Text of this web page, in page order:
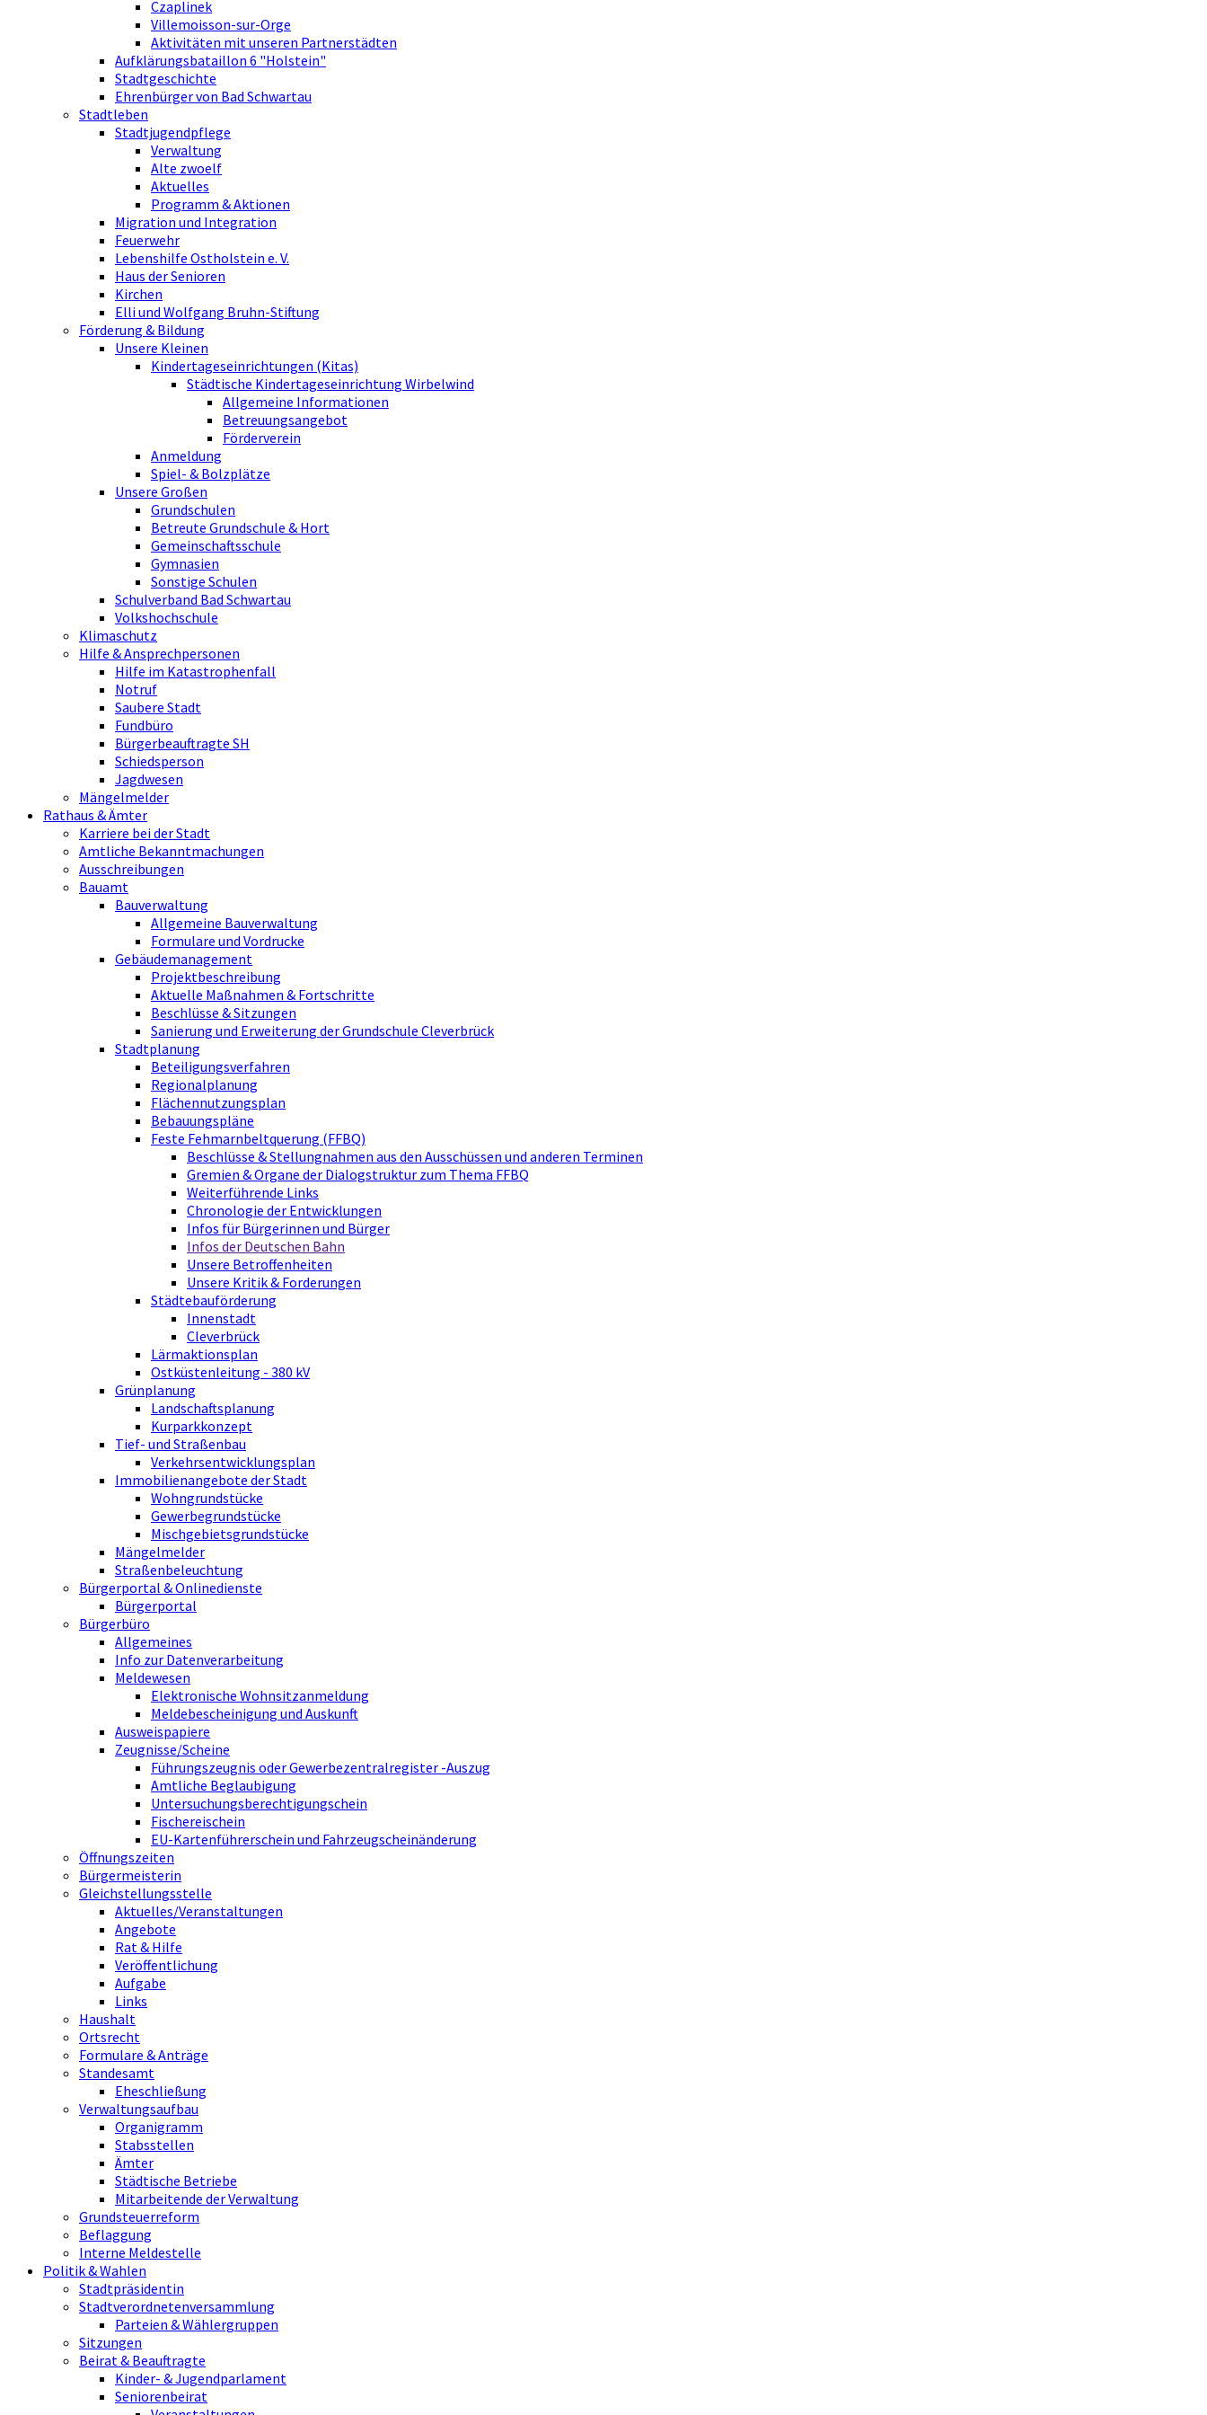
Czaplinek
Villemoisson-sur-Orge
Aktivitäten mit unseren Partnerstädten
Aufklärungsbataillon 6 "Holstein"
Stadtgeschichte
Ehrenbürger von Bad Schwartau
Stadtleben
Stadtjugendpflege
Verwaltung
Alte zwoelf
Aktuelles
Programm & Aktionen
Migration und Integration
Feuerwehr
Lebenshilfe Ostholstein e. V.
Haus der Senioren
Kirchen
Elli und Wolfgang Bruhn-Stiftung
Förderung & Bildung
Unsere Kleinen
Kindertageseinrichtungen (Kitas)
Städtische Kindertageseinrichtung Wirbelwind
Allgemeine Informationen
Betreuungsangebot
Förderverein
Anmeldung
Spiel- & Bolzplätze
Unsere Großen
Grundschulen
Betreute Grundschule & Hort
Gemeinschaftsschule
Gymnasien
Sonstige Schulen
Schulverband Bad Schwartau
Volkshochschule
Klimaschutz
Hilfe & Ansprechpersonen
Hilfe im Katastrophenfall
Notruf
Saubere Stadt
Fundbüro
Bürgerbeauftragte SH
Schiedsperson
Jagdwesen
Mängelmelder
Rathaus & Ämter
Karriere bei der Stadt
Amtliche Bekanntmachungen
Ausschreibungen
Bauamt
Bauverwaltung
Allgemeine Bauverwaltung
Formulare und Vordrucke
Gebäudemanagement
Projektbeschreibung
Aktuelle Maßnahmen & Fortschritte
Beschlüsse & Sitzungen
Sanierung und Erweiterung der Grundschule Cleverbrück
Stadtplanung
Beteiligungsverfahren
Regionalplanung
Flächennutzungsplan
Bebauungspläne
Feste Fehmarnbeltquerung (FFBQ)
Beschlüsse & Stellungnahmen aus den Ausschüssen und anderen Terminen
Gremien & Organe der Dialogstruktur zum Thema FFBQ
Weiterführende Links
Chronologie der Entwicklungen
Infos für Bürgerinnen und Bürger
Infos der Deutschen Bahn
Unsere Betroffenheiten
Unsere Kritik & Forderungen
Städtebauförderung
Innenstadt
Cleverbrück
Lärmaktionsplan
Ostküstenleitung - 380 kV
Grünplanung
Landschaftsplanung
Kurparkkonzept
Tief- und Straßenbau
Verkehrsentwicklungsplan
Immobilienangebote der Stadt
Wohngrundstücke
Gewerbegrundstücke
Mischgebietsgrundstücke
Mängelmelder
Straßenbeleuchtung
Bürgerportal & Onlinedienste
Bürgerportal
Bürgerbüro
Allgemeines
Info zur Datenverarbeitung
Meldewesen
Elektronische Wohnsitzanmeldung
Meldebescheinigung und Auskunft
Ausweispapiere
Zeugnisse/Scheine
Führungszeugnis oder Gewerbezentralregister -Auszug
Amtliche Beglaubigung
Untersuchungsberechtigungschein
Fischereischein
EU-Kartenführerschein und Fahrzeugscheinänderung
Öffnungszeiten
Bürgermeisterin
Gleichstellungsstelle
Aktuelles/Veranstaltungen
Angebote
Rat & Hilfe
Veröffentlichung
Aufgabe
Links
Haushalt
Ortsrecht
Formulare & Anträge
Standesamt
Eheschließung
Verwaltungsaufbau
Organigramm
Stabsstellen
Ämter
Städtische Betriebe
Mitarbeitende der Verwaltung
Grundsteuerreform
Beflaggung
Interne Meldestelle
Politik & Wahlen
Stadtpräsidentin
Stadtverordnetenversammlung
Parteien & Wählergruppen
Sitzungen
Beirat & Beauftragte
Kinder- & Jugendparlament
Seniorenbeirat